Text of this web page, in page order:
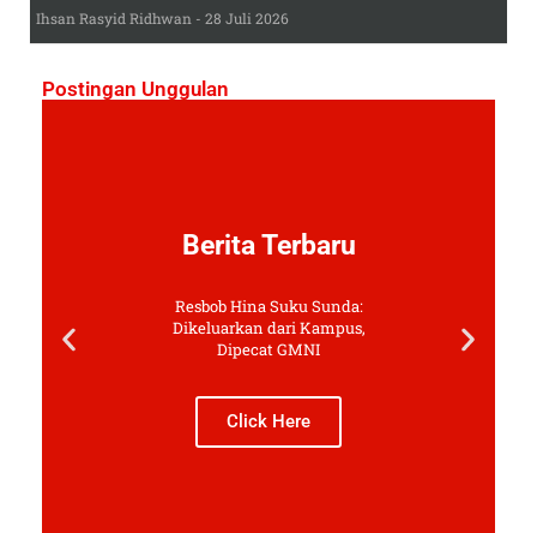
Ihsan Rasyid Ridhwan 28 Juli 2026
Postingan Unggulan
Berita Terbaru
Resbob Hina Suku Sunda:
Dikeluarkan dari Kampus,
Dipecat GMNI
Click Here